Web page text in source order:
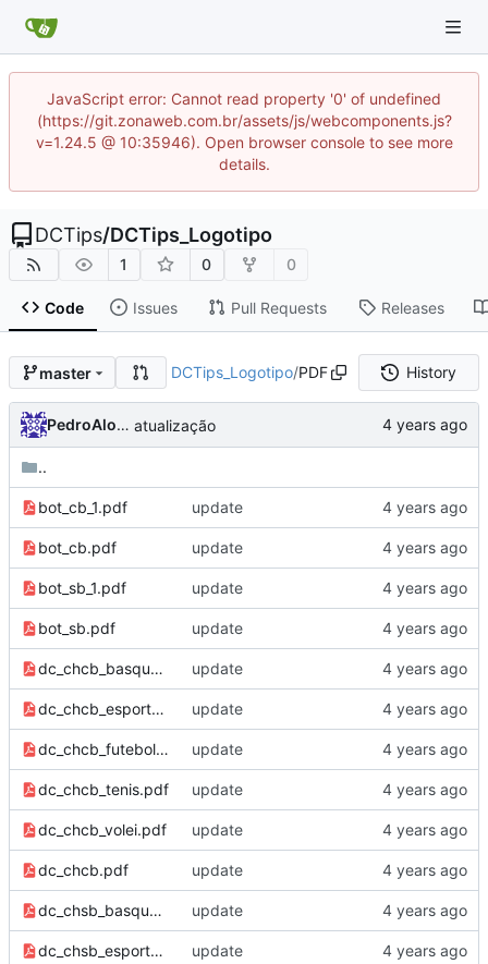
JavaScript error: Cannot read property '0' of undefined
(https://git.zonaweb.com.br/assets/js/webcomponents.js?
v=1.24.5 @ 10:35946). Open browser console to see more
details.
DCTips/DCTips_Logotipo
1 0 0
Code Issues Pull Requests Releases
master DCTips_Logotipo/PDF History
PedroAlonso atualização
..
bot_cb_1.pdf update
bot_cb.pdf update
bot_sb_1.pdf update
bot_sb.pdf update
dc_chcb_basquete.pdf update
dc_chcb_esports.pdf update
dc_chcb_futebol.pdf update
dc_chcb_tenis.pdf update
dc_chcb_volei.pdf update
dc_chcb.pdf update
dc_chsb_basquete.pdf update
dc_chsb_esports.pdf update